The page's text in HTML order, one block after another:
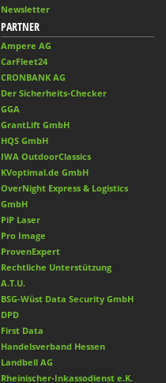
Newsletter
PARTNER
Ampere AG
CarFleet24
CRONBANK AG
Der Sicherheits-Checker
GGA
GrantLift GmbH
HQS GmbH
IWA OutdoorClassics
KVoptimal.de GmbH
OverNight Express & Logistics
GmbH
PiP Laser
Pro Image
ProvenExpert
Rechtliche Unterstützung
A.T.U.
BSG-Wüst Data Security GmbH
DPD
First Data
Handelsverband Hessen
Landbell AG
Rheinischer-Inkassodienst e.K.